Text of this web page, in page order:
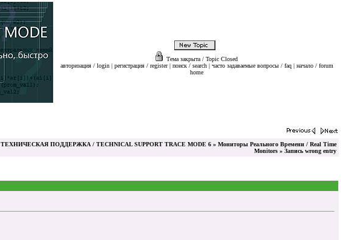
Тема закрыта / Topic Closed
авторизация / login| регистрация / register | поиск / search| часто задаваемые вопросы / faq| начало / forum
home
ТЕХНИЧЕСКАЯ ПОДДЕРЖКА / TECHNICAL SUPPORT TRACE MODE 6 » Мониторы Реального Времени / Real Time
Monitors » Запись wrong entry